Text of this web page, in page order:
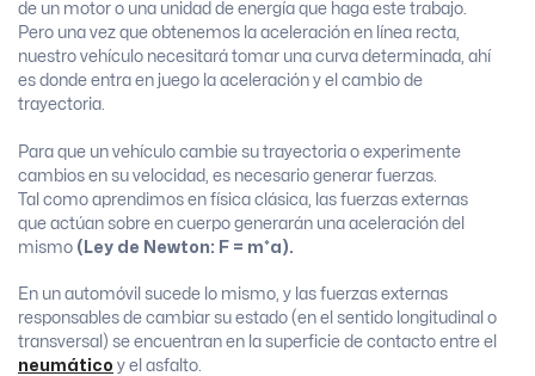
de un motor o una unidad de energía que haga este trabajo.
Pero una vez que obtenemos la aceleración en línea recta,
nuestro vehículo necesitará tomar una curva determinada, ahí
es donde entra en juego la aceleración y el cambio de
trayectoria.
Para que un vehículo cambie su trayectoria o experimente
cambios en su velocidad, es necesario generar fuerzas.
Tal como aprendimos en física clásica, las fuerzas externas
que actúan sobre en cuerpo generarán una aceleración del
mismo (Ley de Newton: F = m*a).
En un automóvil sucede lo mismo, y las fuerzas externas
responsables de cambiar su estado (en el sentido longitudinal o
transversal) se encuentran en la superficie de contacto entre el
neumático y el asfalto.